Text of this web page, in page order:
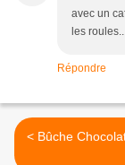
avec un
les
Répondre
< Bûche